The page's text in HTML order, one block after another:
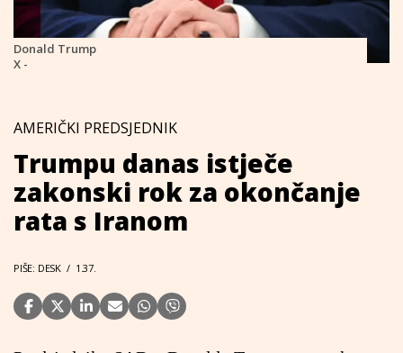
Donald Trump
X -
AMERIČKI PREDSJEDNIK
Trumpu danas istječe
zakonski rok za okončanje
rata s Iranom
PIŠE: DESK / 1.37.